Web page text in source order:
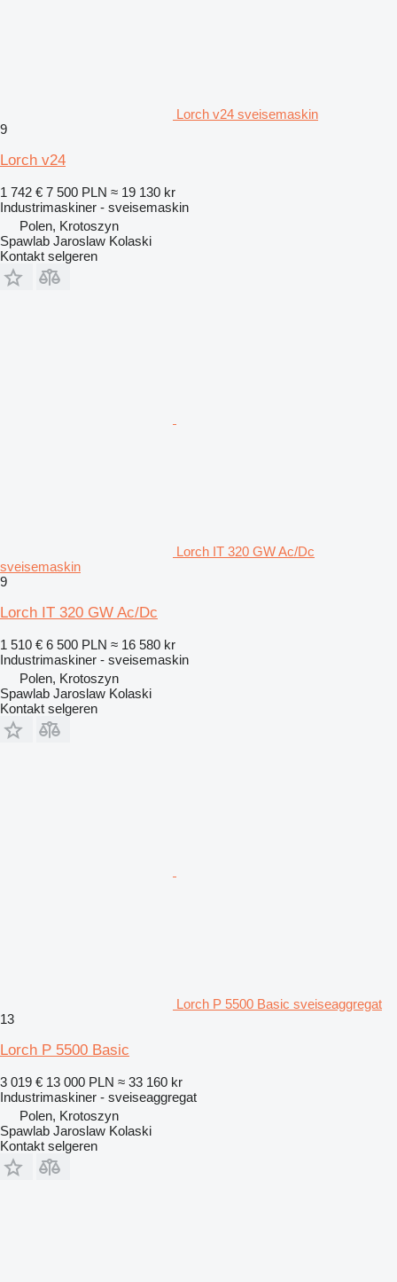
Lorch v24 sveisemaskin
9
Lorch v24
1 742 € 7 500 PLN ≈ 19 130 kr
Industrimaskiner - sveisemaskin
Polen, Krotoszyn
Spawlab Jaroslaw Kolaski
Kontakt selgeren
Lorch IT 320 GW Ac/Dc
sveisemaskin
9
Lorch IT 320 GW Ac/Dc
1 510 € 6 500 PLN ≈ 16 580 kr
Industrimaskiner - sveisemaskin
Polen, Krotoszyn
Spawlab Jaroslaw Kolaski
Kontakt selgeren
Lorch P 5500 Basic sveiseaggregat
13
Lorch P 5500 Basic
3 019 € 13 000 PLN ≈ 33 160 kr
Industrimaskiner - sveiseaggregat
Polen, Krotoszyn
Spawlab Jaroslaw Kolaski
Kontakt selgeren